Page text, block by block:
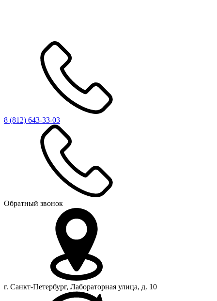
8 (812) 643-33-03
Обратный звонок
г. Санкт-Петербург, Лабораторная улица, д. 10